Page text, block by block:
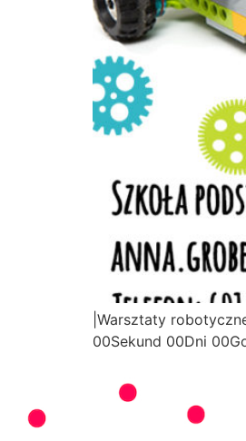
|Warsztaty
00Sekund 00Dni